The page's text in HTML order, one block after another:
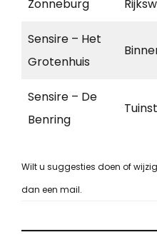
Zonneburg
Sensire – Het
Grotenhuis
Sensire – De
Benring
Wilt u suggesties doen of
dan een mail.